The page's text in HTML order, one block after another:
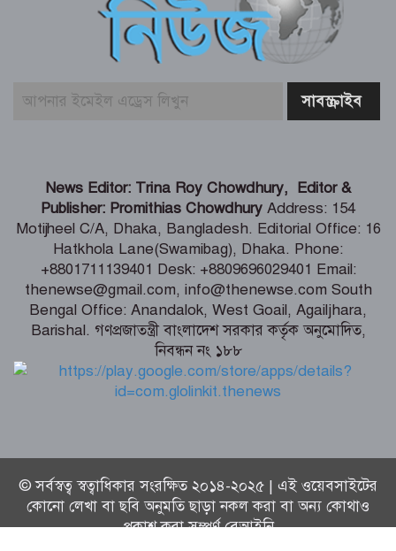
জুলাই আন্দোলনের ত্যাগকে চূড়ান্ত পর্যায়ে
নিয়ে যেতে হবে – তথ্যমন্ত্রী
পুলিশ কর্মকর্তাদের নিয়ে অপপ্রচার, কঠোর
শিগগিরই শুরু হবে তিস্তা মহাপরিকল্পনা
বাস্তবায়নের কাজ – পানি সম্পদ মন্ত্রী
সংবাদপত্র সমাজের দর্পণ – মৎস্য ও
প্রাণিসম্পদ প্রতিমন্ত্রী
শেখ হাসিনা কি বেঁচে আছেন, না কি মারা
গেছেন- রাশেদ খাঁন
News Editor: Trina Roy Chowdhury, Editor &
Publisher: Promithias Chowdhury Address: 154
Motijheel C/A, Dhaka, Bangladesh. Editorial Office: 16
Hatkhola Lane(Swamibag), Dhaka. Phone:
+8801711139401 Desk: +8809696029401 Email:
thenewse@gmail.com, info@thenewse.com South
Bengal Office: Anandalok, West Goail, Agailjhara,
Barishal. গণপ্রজাতন্ত্রী বাংলাদেশ সরকার কর্তৃক অনুমোদিত,
নিবন্ধন নং ১৮৮
© সর্বস্বত্ব স্বত্বাধিকার সংরক্ষিত ২০১৪-২০২৫ | এই ওয়েবসাইটের
কোনো লেখা বা ছবি অনুমতি ছাড়া নকল করা বা অন্য কোথাও
প্রকাশ করা সম্পূর্ণ বেআইনি